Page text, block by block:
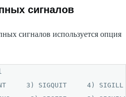
сигналов
сигналов используется опция
3) SIGQUIT     4) SIGILL